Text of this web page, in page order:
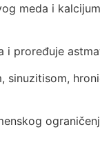
meda i
i proređuje
sinuzitisom,